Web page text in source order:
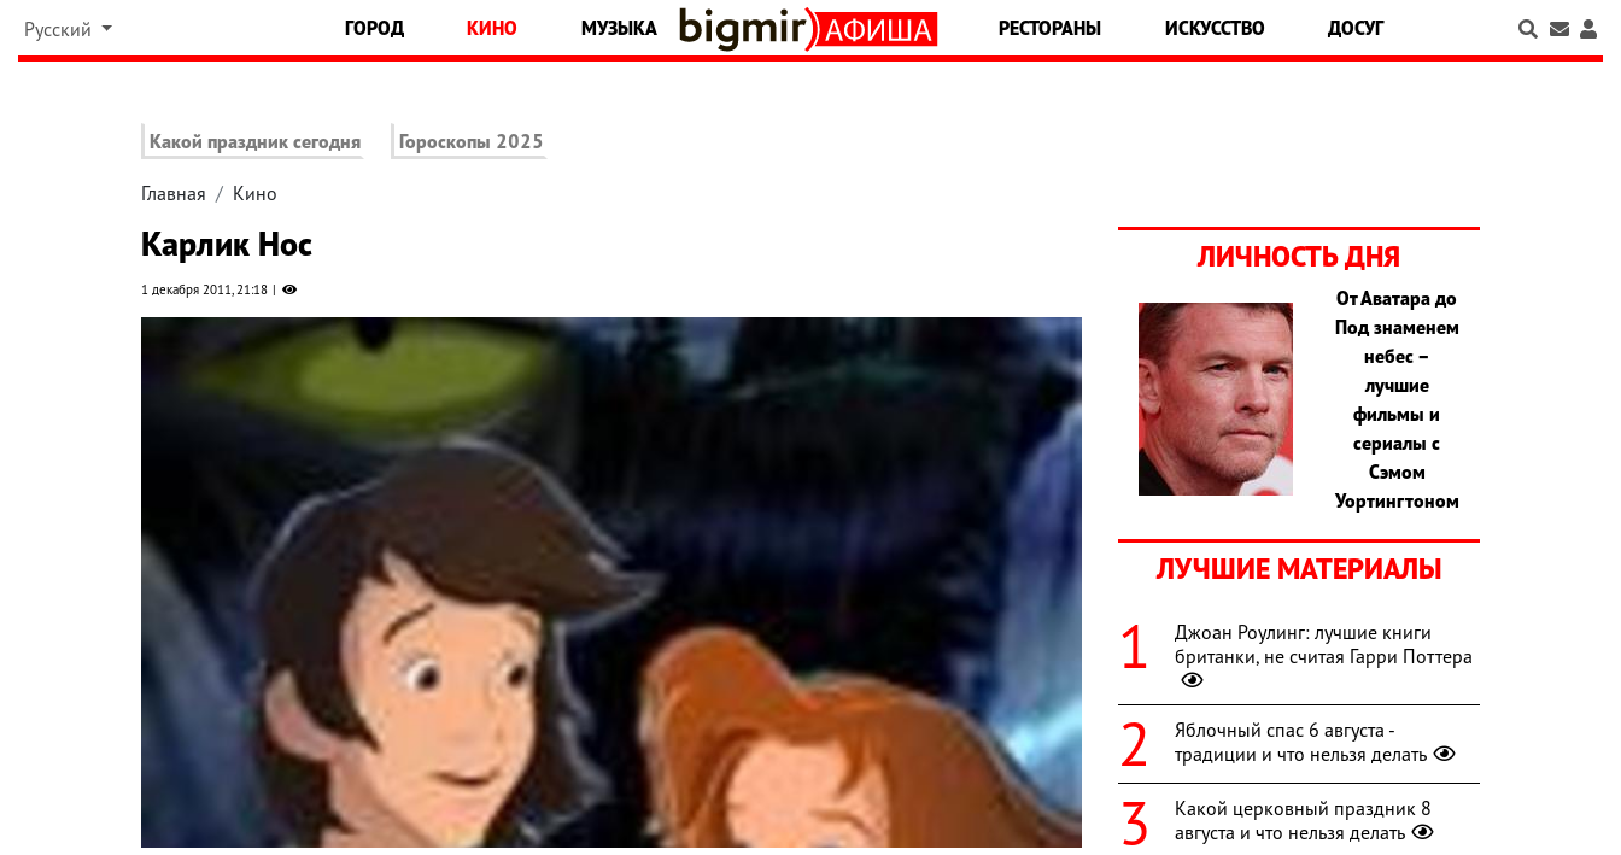
Русский ГОРОД КИНО МУЗЫКА РЕСТОРАНЫ ИСКУССТВО ДОСУГ
Какой праздник сегодня Гороскопы 2025
Главная Кино
Карлик Нос
1 декабря 2011, 21:18
ЛИЧНОСТЬ ДНЯ
От Аватара до
Под знаменем
небес –
лучшие
фильмы и
сериалы с
Сэмом
Уортингтоном
ЛУЧШИЕ МАТЕРИАЛЫ
Джоан Роулинг: лучшие книги
британки, не считая Гарри Поттера
Яблочный спас 6 августа -
традиции и что нельзя делать
Какой церковный праздник 8
августа и что нельзя делать